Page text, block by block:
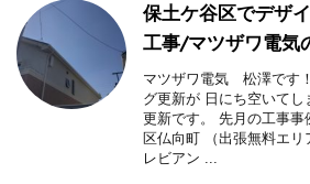
保土ケ谷区でデザ
工事/マツザワ電気
マツザワ電気 松澤です
グ更新が 日にち空いて
更新です。 先月の工事
区仏向町 （出張無料エ
レビアン ...